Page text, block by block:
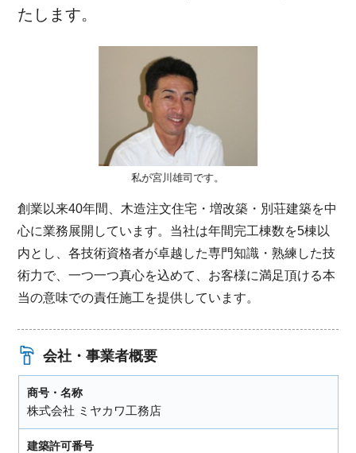
たします。
私が宮川雄司です。
創業以来40年間、木造注文住宅・増改築・別荘建築を中
心に業務展開しています。当社は年間完工棟数を5棟以
内とし、各技術資格者が卓越した専門知識・熟練した技
術力で、一つ一つ真心を込めて、お客様に満足頂ける本
当の意味での責任施工を提供しています。
会社・事業者概要
商号・名称
株式会社 ミヤカワ工務店
建築許可番号